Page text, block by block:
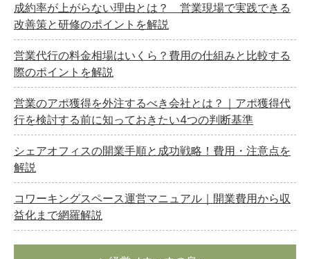
成約率が上がらない理由とは？ 営業現場で実践できる
改善策と研修のポイントを解説
営業代行の料金相場はいくら？費用の仕組みと比較する
際のポイントを解説
営業のアポ獲得を外注するべき会社とは？｜アポ獲得代
行を検討する前に知っておきたい4つの判断基準
シェアオフィスの開業手順と成功戦略！費用・注意点を
解説
コワーキングスペース運営マニュアル｜開業費用から収
益化まで網羅解説